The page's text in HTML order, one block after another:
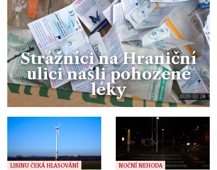
Strážníci na Hraniční
ulici našli pohozené
léky
LIBINU ČEKÁ HLASOVÁNÍ NOČNÍ NEHODA